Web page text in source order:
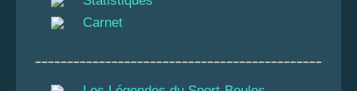
Carnet